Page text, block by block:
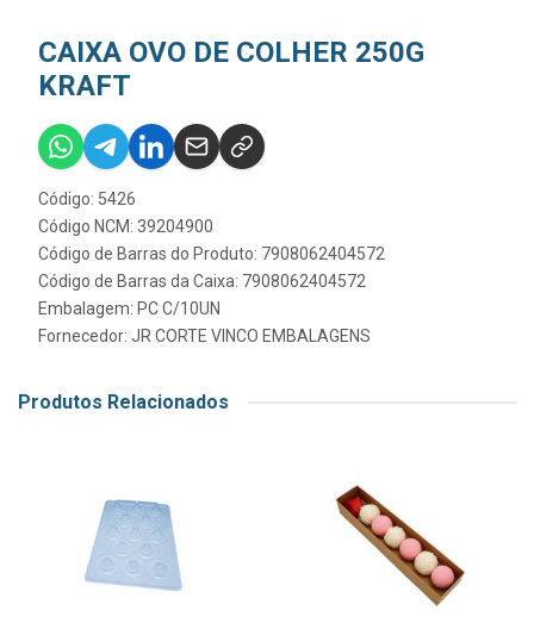
CAIXA OVO DE COLHER 250G
KRAFT
Código: 5426
Código NCM: 39204900
Código de Barras do Produto: 7908062404572
Código de Barras da Caixa: 7908062404572
Embalagem: PC C/10UN
Fornecedor: JR CORTE VINCO EMBALAGENS
Produtos Relacionados